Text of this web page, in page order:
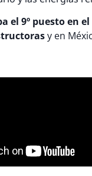
el 9º puesto en
y en